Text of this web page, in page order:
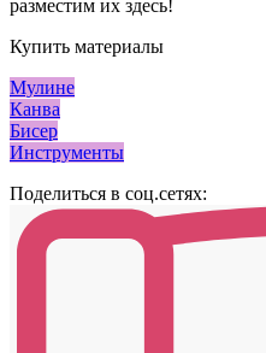
разместим их здесь!
Купить материалы
Мулине
Канва
Бисер
Инструменты
Поделиться в соц.сетях: